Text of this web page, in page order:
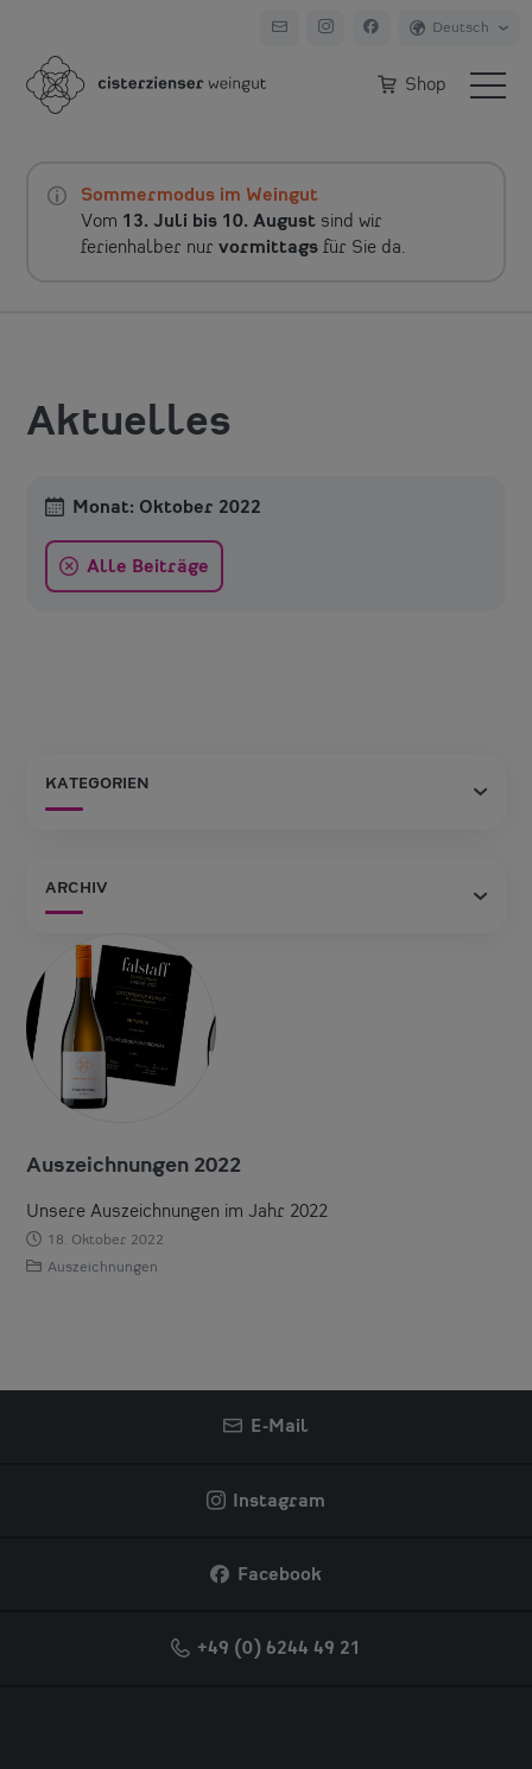
Shop
Sommermodus im Weingut
Vom 13. Juli bis 10. August sind wir
ferienhalber nurvormittags für Sie da.
Aktuelles
Monat: Oktober 2022
Alle Beiträge
Auszeichnungen 2022
Unsere Auszeichnungen im Jahr 2022
18. Oktober 2022
Auszeichnungen
KATEGORIEN
ARCHIV
E-Mail
Instagram
Facebook
+49 (0) 6244 49 21